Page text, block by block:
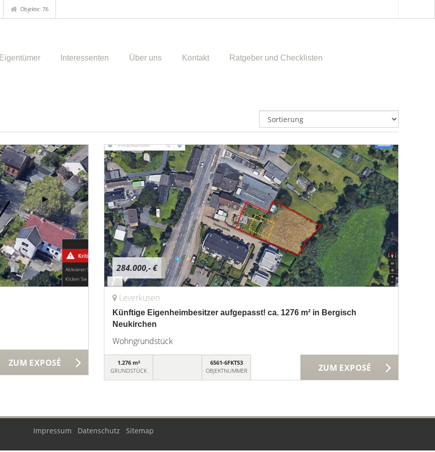
Objekte: 76
Eigentümer Interessenten Über uns Kontakt Ratgeber und Checklisten
ZUM EXPOSÉ
284.000,- €
Leverkusen
Künftige Eigenheimbesitzer aufgepasst! ca. 1276 m² in Bergisch
Neukirchen
Wohngrundstück
1.276 m²
GRUNDSTÜCK
6561-6FKT53
OBJEKTNUMMER
ZUM EXPOSÉ
Impressum Datenschutz Sitemap